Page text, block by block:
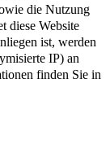
die Nutzung
diese Website
ist, werden
IP) an
finden Sie in